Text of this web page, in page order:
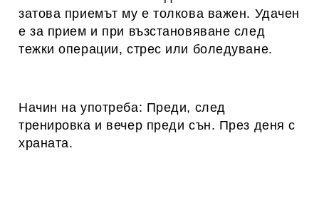
затова приемът му е толкова важен. Удачен
е за прием и при възстановяване след
тежки операции, стрес или боледуване.
Начин на употреба: Преди, след
тренировка и вечер преди сън. През деня с
храната.